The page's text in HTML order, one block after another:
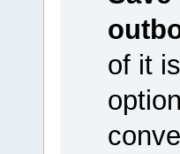
of it